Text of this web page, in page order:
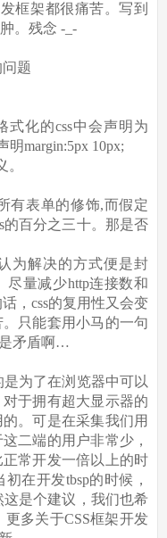
架都很痛苦。写到
。残念 -_-
题
化的css中会声明为
margin:5px 10px;
表单的修饰,而假定
的百分之三十。那是否
解决的方式便是封
尽量减少http连接数和
，css的复用性又会变
只能套用小马的一句
矛盾啊…
为了在浏览器中可以
于拥有超大显示器的
。可是在采集我们用
二端的用户非常少，
常开发一倍以上的时
在开发tbsp的时候，
是个建议，我们也希
多关于CSS框架开发